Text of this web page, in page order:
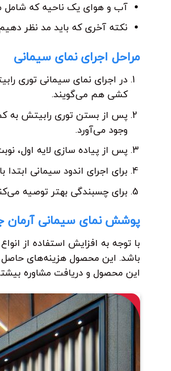
آب و هوای یک ناحیه که شامل
نکته آخری که باید مد نظر
مراحل اجرای نمای سیمانی
در اجرای نمای سیمانی توری
کشی هم می‌گویند.
پس از بستن توری رابیتش به
وجود می‌آورد.
پس از پیاده سازی لایه اول،
برای اجرای اندود سیمانی
برای چسبندگی بهتر توصیه
پوشش نمای سیمانی آرمان
با توجه به افزایش استفاده از
باشد. این محصول هزینه‌های حاصل
این محصول و دریافت مشاوره